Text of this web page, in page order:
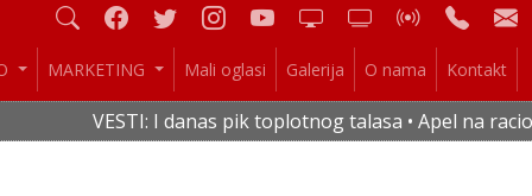
MARKETING Mali oglasi Galerija O nama Kontakt
VESTI: I danas pik toplotnog talasa • Apel na